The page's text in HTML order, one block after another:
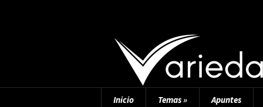
Inicio Temas» Apuntes